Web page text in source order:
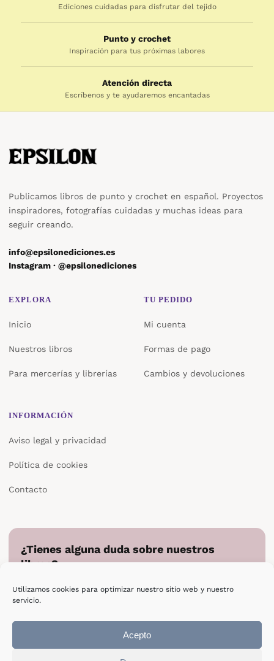
Utilizamos cookies para optimizar nuestro sitio web y nuestro
servicio.
Acepto
Ediciones cuidadas para disfrutar del tejido
Punto y crochet
Inspiración para tus próximas labores
Atención directa
Escríbenos y te ayudaremos encantadas
Publicamos libros de punto y crochet en español. Proyectos
inspiradores, fotografías cuidadas y muchas ideas para
seguir creando.
info@epsilonediciones.es
Instagram · @epsilonediciones
EXPLORA
Inicio
Nuestros libros
Para mercerías y librerías
TU PEDIDO
Mi cuenta
Formas de pago
Cambios y devoluciones
INFORMACIÓN
Aviso legal y privacidad
Política de cookies
Contacto
¿Tienes alguna duda sobre nuestros
libros?
directamente.
Escribir a Epsilon